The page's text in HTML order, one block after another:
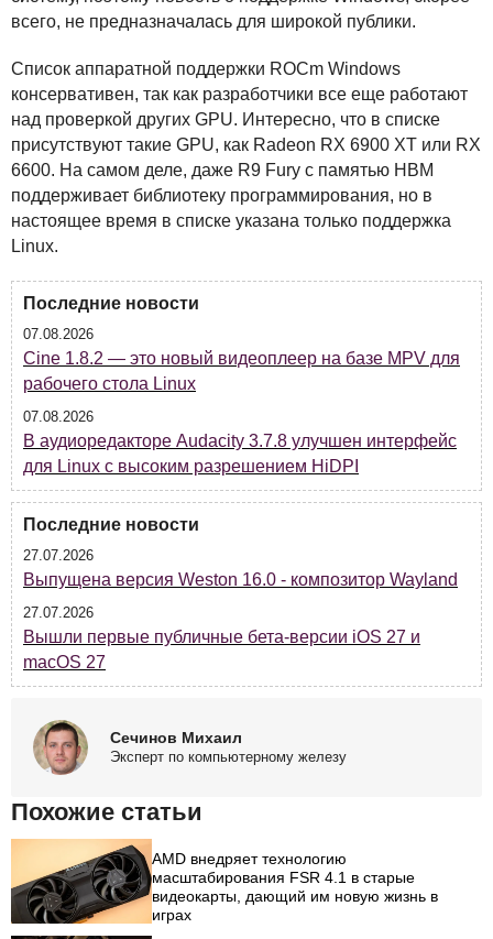
всего, не предназначалась для широкой публики.
Список аппаратной поддержки ROCm Windows
консервативен, так как разработчики все еще работают
над проверкой других GPU. Интересно, что в списке
присутствуют такие GPU, как Radeon RX 6900 XT или RX
6600. На самом деле, даже R9 Fury с памятью HBM
поддерживает библиотеку программирования, но в
настоящее время в списке указана только поддержка
Linux.
Последние новости
07.08.2026
Cine 1.8.2 — это новый видеоплеер на базе MPV для
рабочего стола Linux
07.08.2026
В аудиоредакторе Audacity 3.7.8 улучшен интерфейс
для Linux с высоким разрешением HiDPI
Последние новости
27.07.2026
Выпущена версия Weston 16.0 - композитор Wayland
27.07.2026
Вышли первые публичные бета-версии iOS 27 и
macOS 27
Сечинов Михаил
Эксперт по компьютерному железу
Похожие статьи
AMD внедряет технологию
масштабирования FSR 4.1 в старые
видеокарты, дающий им новую жизнь в
играх